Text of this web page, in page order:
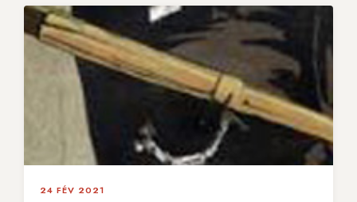
24 FÉV 2021